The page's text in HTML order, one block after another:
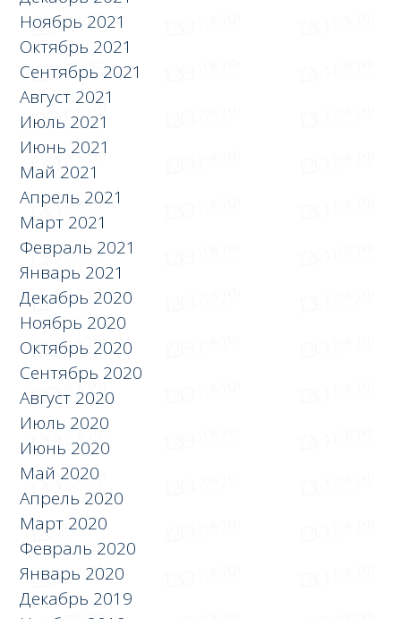
Ноябрь 2021
Октябрь 2021
Сентябрь 2021
Август 2021
Июль 2021
Июнь 2021
Май 2021
Апрель 2021
Март 2021
Февраль 2021
Январь 2021
Декабрь 2020
Ноябрь 2020
Октябрь 2020
Сентябрь 2020
Август 2020
Июль 2020
Июнь 2020
Май 2020
Апрель 2020
Март 2020
Февраль 2020
Январь 2020
Декабрь 2019